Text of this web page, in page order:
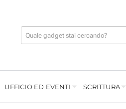
UFFICIO ED EVENTI SCRITTURA